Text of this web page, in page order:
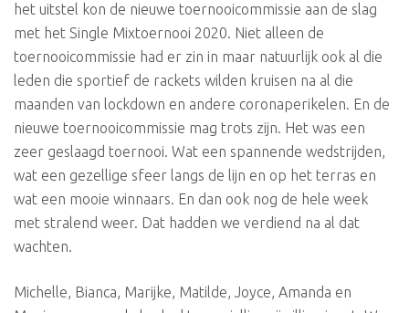
het uitstel kon de nieuwe toernooicommissie aan de slag
met het Single Mixtoernooi 2020. Niet alleen de
toernooicommissie had er zin in maar natuurlijk ook al die
leden die sportief de rackets wilden kruisen na al die
maanden van lockdown en andere coronaperikelen. En de
nieuwe toernooicommissie mag trots zijn. Het was een
zeer geslaagd toernooi. Wat een spannende wedstrijden,
wat een gezellige sfeer langs de lijn en op het terras en
wat een mooie winnaars. En dan ook nog de hele week
met stralend weer. Dat hadden we verdiend na al dat
wachten.
Michelle, Bianca, Marijke, Matilde, Joyce, Amanda en